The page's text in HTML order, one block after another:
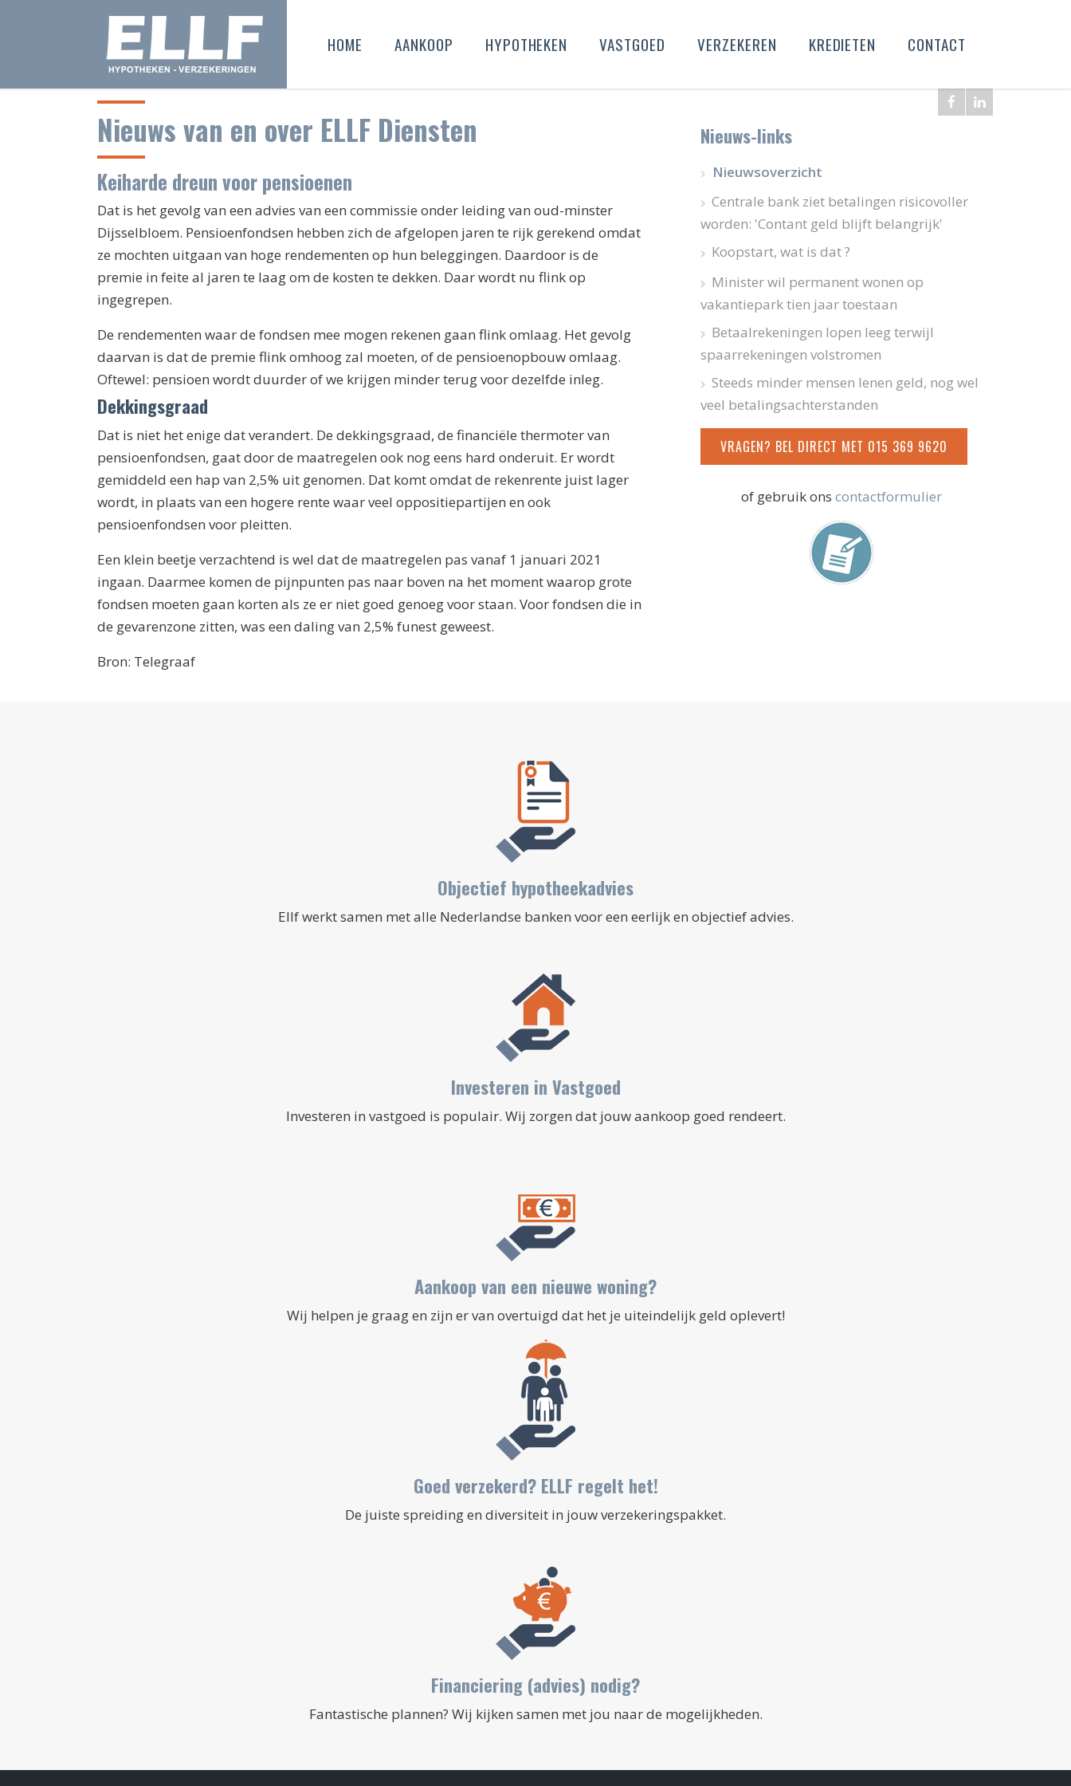
HOME AANKOOP HYPOTHEKEN VASTGOED VERZEKEREN KREDIETEN CONTACT
Nieuws-links
Nieuwsoverzicht
Centrale bank ziet betalingen risicovoller
worden: 'Contant geld blijft belangrijk'
Koopstart, wat is dat ?
Minister wil permanent wonen op
vakantiepark tien jaar toestaan
Betaalrekeningen lopen leeg terwijl
spaarrekeningen volstromen
Steeds minder mensen lenen geld, nog wel
veel betalingsachterstanden
VRAGEN? BEL DIRECT MET 015 369 9620
of gebruik ons contactformulier
Nieuws van en over ELLF Diensten
Keiharde dreun voor pensioenen
Dat is het gevolg van een advies van een commissie onder leiding van oud-minster
Dijsselbloem. Pensioenfondsen hebben zich de afgelopen jaren te rijk gerekend omdat
ze mochten uitgaan van hoge rendementen op hun beleggingen. Daardoor is de
premie in feite al jaren te laag om de kosten te dekken. Daar wordt nu flink op
ingegrepen.
De rendementen waar de fondsen mee mogen rekenen gaan flink omlaag. Het gevolg
daarvan is dat de premie flink omhoog zal moeten, of de pensioenopbouw omlaag.
Oftewel: pensioen wordt duurder of we krijgen minder terug voor dezelfde inleg.
Dekkingsgraad
Dat is niet het enige dat verandert. De dekkingsgraad, de financiële thermoter van
pensioenfondsen, gaat door de maatregelen ook nog eens hard onderuit. Er wordt
gemiddeld een hap van 2,5% uit genomen. Dat komt omdat de rekenrente juist lager
wordt, in plaats van een hogere rente waar veel oppositiepartijen en ook
pensioenfondsen voor pleitten.
Een klein beetje verzachtend is wel dat de maatregelen pas vanaf 1 januari 2021
ingaan. Daarmee komen de pijnpunten pas naar boven na het moment waarop grote
fondsen moeten gaan korten als ze er niet goed genoeg voor staan. Voor fondsen die in
de gevarenzone zitten, was een daling van 2,5% funest geweest.
Bron: Telegraaf
Objectief hypotheekadvies
Ellf werkt samen met alle Nederlandse banken voor een eerlijk en objectief advies.
Investeren in Vastgoed
Investeren in vastgoed is populair. Wij zorgen dat jouw aankoop goed rendeert.
Aankoop van een nieuwe woning?
Wij helpen je graag en zijn er van overtuigd dat het je uiteindelijk geld oplevert!
Goed verzekerd? ELLF regelt het!
De juiste spreiding en diversiteit in jouw verzekeringspakket.
Financiering (advies) nodig?
Fantastische plannen? Wij kijken samen met jou naar de mogelijkheden.